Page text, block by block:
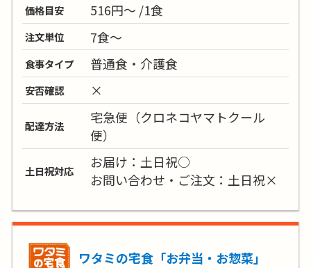
価格目安 516円～ /1食
注文単位 7食～
食事タイプ 普通食・介護食
安否確認 ×
配達方法
宅急便（クロネコヤマトクール
便）
土日祝対応
お届け：土日祝○
お問い合わせ・ご注文：土日祝×
ワタミの宅食「お弁当・お惣菜」